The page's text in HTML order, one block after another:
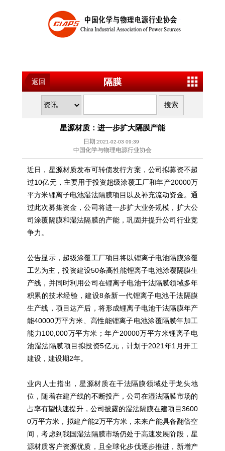
返回 隔膜
星源材质：进一步扩大隔膜产能
日期:2021-02-03 09:39
中国化学与物理电源行业协会
近日，星源材质发布可转债发行方案，公司拟募资不超
过10亿元，主要用于投资超级涂覆工厂和年产20000万
平方米锂离子电池湿法隔膜项目以及补充流动资金。通
过此次募集资金，公司将进一步扩大业务规模，扩大公
司涂覆隔膜和湿法隔膜的产能，巩固并提升公司行业竞
争力。
公告显示，超级涂覆工厂项目将以锂离子电池隔膜涂覆
工艺为主，投资建设50条高性能锂离子电池涂覆隔膜生
产线，并同时利用公司在锂离子电池干法隔膜领域多年
积累的技术经验，建设8条新一代锂离子电池干法隔膜
生产线，项目达产后，将形成锂离子电池干法隔膜年产
能40000万平方米、高性能锂离子电池涂覆隔膜年加工
能力100,000万平方米；年产20000万平方米锂离子电
池湿法隔膜项目拟投资5亿元，计划于2021年1月开工
建设，建设期2年。
业内人士指出，星源材质在干法隔膜领域处于龙头地
位，随着在建产线的不断投产，公司在湿法隔膜市场的
占率有望快速提升，公司披露的湿法隔膜在建项目3600
0万平方米，拟建产能2万平方米，未来产能具备翻倍空
间，考虑到我国湿法隔膜市场仍处于高速发展阶段，星
源材质客户资源优质，且全球化步伐逐步推进，新增产